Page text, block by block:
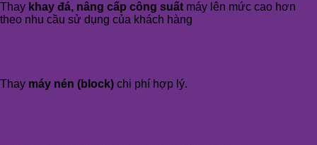
Thay khay đá, nâng cấp công suất máy lên mức cao hơn
theo nhu cầu sử dụng của khách hàng
Thay máy nén (block) chi phí hợp lý.